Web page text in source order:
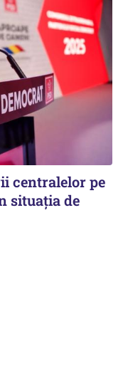
centralelor pe
situația de